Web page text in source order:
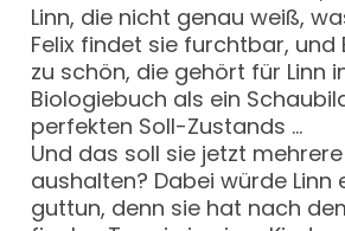
Linn, die nicht genau weiß,
Felix findet sie furchtbar, und
zu schön, die gehört für Linn
Biologiebuch als ein
perfekten Soll-Zustands …
Und das soll sie jetzt
aushalten? Dabei würde Linn
guttun, denn sie hat nach